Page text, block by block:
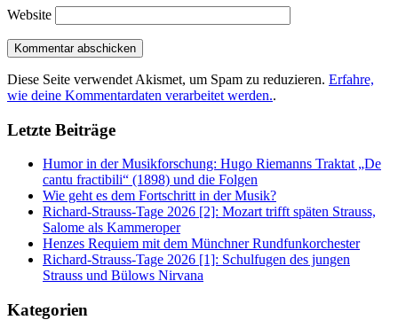
Website
Diese Seite verwendet Akismet, um Spam zu reduzieren. Erfahre,
wie deine Kommentardaten verarbeitet werden..
Letzte Beiträge
Humor in der Musikforschung: Hugo Riemanns Traktat „De
cantu fractibili“ (1898) und die Folgen
Wie geht es dem Fortschritt in der Musik?
Richard-Strauss-Tage 2026 [2]: Mozart trifft späten Strauss,
Salome als Kammeroper
Henzes Requiem mit dem Münchner Rundfunkorchester
Richard-Strauss-Tage 2026 [1]: Schulfugen des jungen
Strauss und Bülows Nirvana
Kategorien